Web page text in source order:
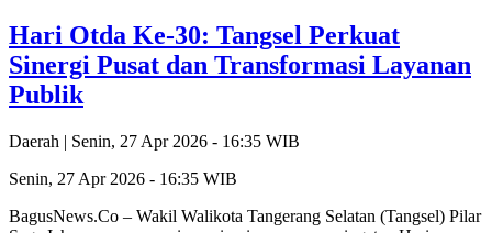
Hari Otda Ke-30: Tangsel Perkuat
Sinergi Pusat dan Transformasi Layanan
Publik
Daerah | Senin, 27 Apr 2026 - 16:35 WIB
Senin, 27 Apr 2026 - 16:35 WIB
BagusNews.Co – Wakil Walikota Tangerang Selatan (Tangsel) Pilar